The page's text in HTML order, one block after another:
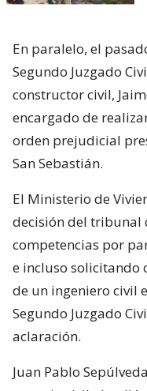
En paralelo, el
constructor civil,
encargado de
orden prejudicial
San Sebastián.
El Ministerio de
decisión del tribunal
e incluso solicitando